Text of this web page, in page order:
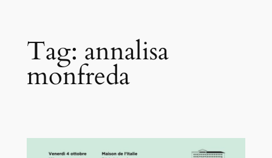
Tag: annalisa
monfreda